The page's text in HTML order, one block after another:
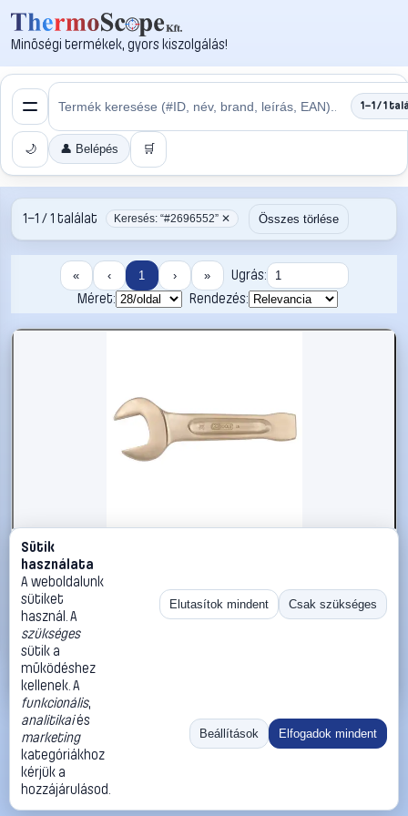
Minőségi termékek, gyors kiszolgálás!
1–1 / 1
🌙 👤 Belépés 🛒
1–1 / 1 találat Keresés: “#2696552” ✕ Összes törlése
« ‹ 1 › »
Ugrás:
Méret:
Rendezés:
#2696552
KS Tools 9637653 963.7653 Ütős csavarkulcs
Kulcsszélesség (metrikus) 82 mm
KS Tools Egyoldalas villáskulcsok
195 990 Ft
Kosárba
«
Ugrás:
Méret:
Rendezés:
©2026
ThermoScope
ÁSZF
Cégbemutató
Sütik
használata
A weboldalunk
sütiket
használ. A
szükséges
sütik a
működéshez
kellenek. A
funkcionális,
analitikaiés
marketing
kategóriákhoz
kérjük a
hozzájárulásod.
Elutasítok mindent Csak szükséges
Beállítások Elfogadok mindent